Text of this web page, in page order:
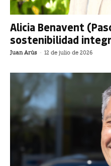
Alicia Benavent
sostenibilidad
Juan Arús - 12 de julio de 2026